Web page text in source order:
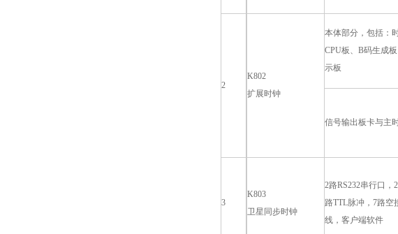
2
K802
扩展时钟
本体部分，包括：
CPU板、B码生成
示板
信号输出板卡与主
3
K803
卫星同步时钟
2路RS232串行口，
路TTL脉冲，7路空
线，客户端软件